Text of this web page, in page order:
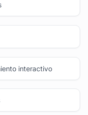
interactivo